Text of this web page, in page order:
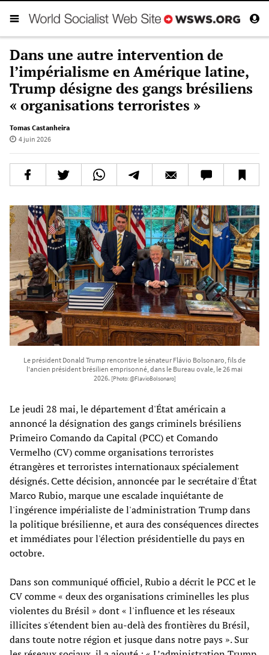
Dans une autre intervention de
l’impérialisme en Amérique latine,
Trump désigne des gangs brésiliens
« organisations terroristes »
Tomas Castanheira
4 juin 2026
Le président Donald Trump rencontre le sénateur Flávio Bolsonaro, fils de
l'ancien président brésilien emprisonné, dans le Bureau ovale, le 26 mai
2026. [Photo: @FlavioBolsonaro]
Le jeudi 28 mai, le département d'État américain a
annoncé la désignation des gangs criminels brésiliens
Primeiro Comando da Capital (PCC) et Comando
Vermelho (CV) comme organisations terroristes
étrangères et terroristes internationaux spécialement
désignés. Cette décision, annoncée par le secrétaire d'État
Marco Rubio, marque une escalade inquiétante de
l'ingérence impérialiste de l'administration Trump dans
la politique brésilienne, et aura des conséquences directes
et immédiates pour l'élection présidentielle du pays en
octobre.
Dans son communiqué officiel, Rubio a décrit le PCC et le
CV comme « deux des organisations criminelles les plus
violentes du Brésil » dont « l'influence et les réseaux
illicites s'étendent bien au-delà des frontières du Brésil,
dans toute notre région et jusque dans notre pays ». Sur